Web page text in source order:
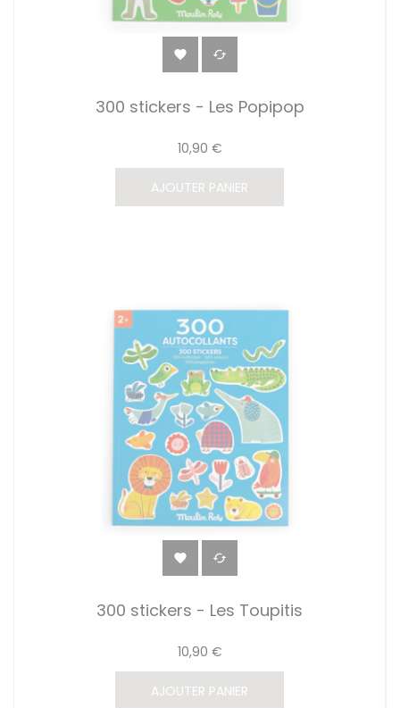
 
300 stickers - Les Popipop
10,90 €
AJOUTER PANIER
 
300 stickers - Les Toupitis
10,90 €
AJOUTER PANIER